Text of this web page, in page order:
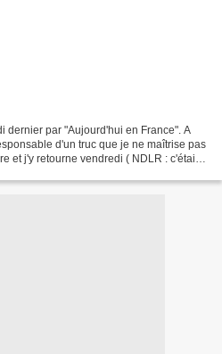
dernier par "Aujourd'hui en France". A
d'un truc que je ne maîtrise pas
et j'y retourne vendredi ( NDLR : c'était